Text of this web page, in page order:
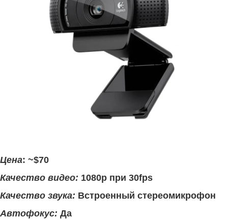
Цена: ~$70
Качество видео: 1080p при 30fps
Качество звука: Встроенный стереомикрофон
Автофокус: Да